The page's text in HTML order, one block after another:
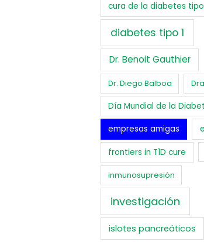
cura de la diabetes tipo
diabetes tipo 1
Dr. Benoit Gauthier
Dr. Diego Balboa
Día Mundial de la
empresas amigas
frontiers in T1D cure
inmunosupresión
investigación
islotes pancreáticos